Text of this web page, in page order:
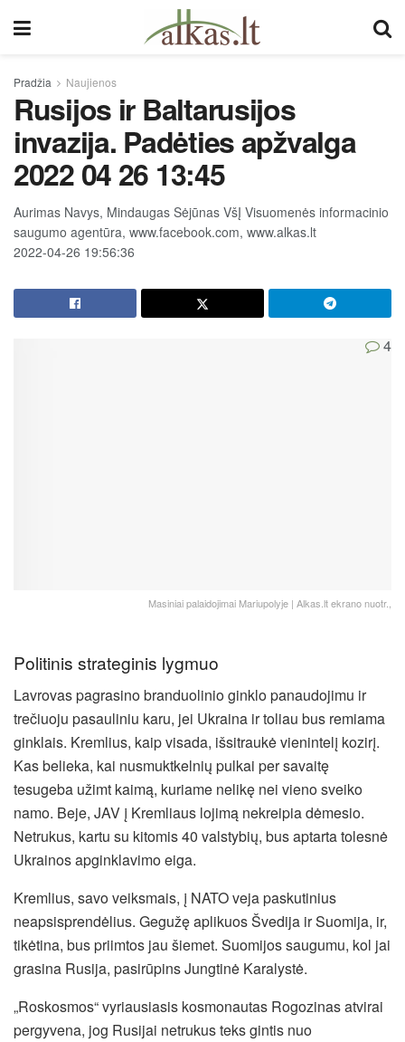
Pradžia Naujienos
Rusijos ir Baltarusijos
invazija. Padėties apžvalga
2022 04 26 13:45
Aurimas Navys, Mindaugas Sėjūnas VšĮ Visuomenės informacinio
saugumo agentūra, www.facebook.com, www.alkas.lt
2022-04-26 19:56:36
4
Masiniai palaidojimai Mariupolyje | Alkas.lt ekrano nuotr.,
Politinis strateginis lygmuo
Lavrovas pagrasino branduolinio ginklo panaudojimu ir
trečiuoju pasauliniu karu, jei Ukraina ir toliau bus remiama
ginklais. Kremlius, kaip visada, išsitraukė vienintelį kozirį.
Kas belieka, kai nusmuktkelnių pulkai per savaitę
tesugeba užimt kaimą, kuriame nelikę nei vieno sveiko
namo. Beje, JAV į Kremliaus lojimą nekreipia dėmesio.
Netrukus, kartu su kitomis 40 valstybių, bus aptarta tolesnė
Ukrainos apginklavimo eiga.
Kremlius, savo veiksmais, į NATO veja paskutinius
neapsisprendėlius. Gegužę aplikuos Švedija ir Suomija, ir,
tikėtina, bus priimtos jau šiemet. Suomijos saugumu, kol jai
grasina Rusija, pasirūpins Jungtinė Karalystė.
„Roskosmos“ vyriausiasis kosmonautas Rogozinas atvirai
pergyvena, jog Rusijai netrukus teks gintis nuo